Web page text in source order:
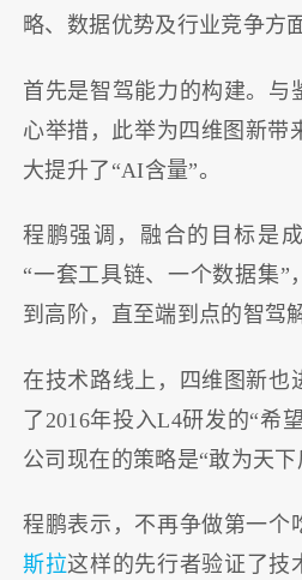
略、数据优势及行业竞争方
首先是智驾能力的构建。与
心举措，此举为四维图新带
大提升了“AI含量”。
程鹏强调，融合的目标是
“一套工具链、一个数据集”
到高阶，直至端到点的智驾
在技术路线上，四维图新也
了2016年投入L4研发的“希
公司现在的策略是“敢为天下
程鹏表示，不再争做第一个
斯拉这样的先行者验证了技